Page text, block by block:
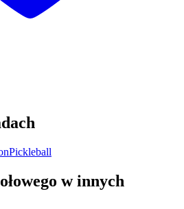
Pickleball
w innych